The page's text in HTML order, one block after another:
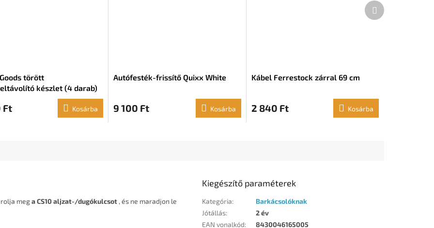
törött
készlet (4 darab)
Ft Kosárba
Autófesték-frissítő Quixx White
9 100 Ft Kosárba
Kábel Ferrestock zárral 69 cm
2 840 Ft Kosárba
Következő
termék
mega CS10 aljzat-/dugókulcsot , és ne maradjon le
Kiegészítő paraméterek
Kategória:
Barkácsolóknak
Jótállás:
2 év
EAN vonalkód: 8430046165005